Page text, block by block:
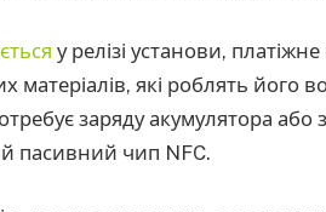
у релізі установи,
матеріалів, які роблять
заряду акумулятора або
пасивний чип NFC.